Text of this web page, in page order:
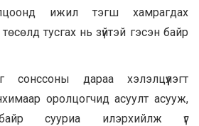
ижил тэгш хамрагдах
тусгах нь зүйтэй гэсэн байр
сонссоны дараа хэлэлцүүлэгт
оролцогчид асуулт асууж,
сууриа илэрхийлж үг